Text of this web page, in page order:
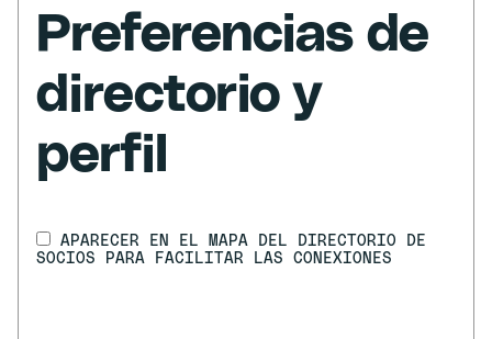
Preferencias de
directorio y
perfil
APARECER EN EL MAPA DEL DIRECTORIO DE
SOCIOS PARA FACILITAR LAS CONEXIONES